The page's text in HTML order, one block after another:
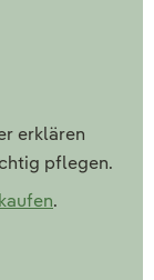
erklären
pflegen.
.